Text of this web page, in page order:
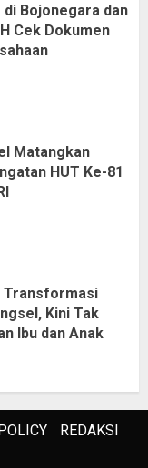
di Bojonegara dan
Cek Dokumen
Matangkan
HUT Ke-81
Transformasi
Kini Tak
Ibu dan Anak
REDAKSI